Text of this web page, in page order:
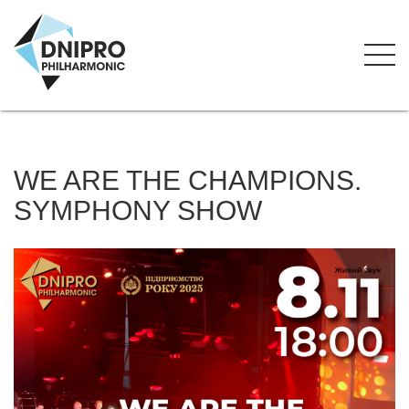
WE ARE THE CHAMPIONS.
SYMPHONY SHOW